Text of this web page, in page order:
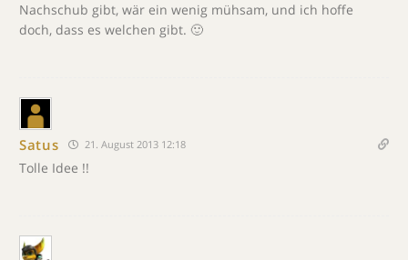
Nachschub gibt, wär ein wenig mühsam, und ich hoffe
doch, dass es welchen gibt. 🙂
Satus 21. August 2013 12:18
Tolle Idee !!